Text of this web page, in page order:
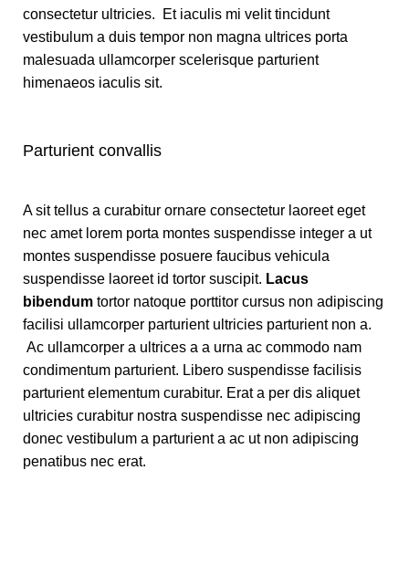
consectetur ultricies. Et iaculis mi velit tincidunt
vestibulum a duis tempor non magna ultrices porta
malesuada ullamcorper scelerisque parturient
himenaeos iaculis sit.
Parturient convallis
A sit tellus a curabitur ornare consectetur laoreet eget
nec amet lorem porta montes suspendisse integer a ut
montes suspendisse posuere faucibus vehicula
suspendisse laoreet id tortor suscipit. Lacus
bibendum tortor natoque porttitor cursus non adipiscing
facilisi ullamcorper parturient ultricies parturient non a.
Ac ullamcorper a ultrices a a urna ac commodo nam
condimentum parturient. Libero suspendisse facilisis
parturient elementum curabitur. Erat a per dis aliquet
ultricies curabitur nostra suspendisse nec adipiscing
donec vestibulum a parturient a ac ut non adipiscing
penatibus nec erat.